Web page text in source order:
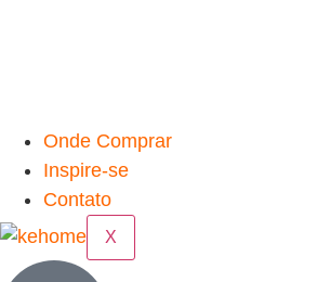
Onde Comprar
Inspire-se
Contato
X